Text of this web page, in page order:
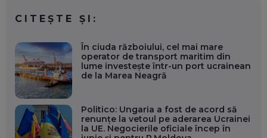
CITEȘTE ȘI:
În ciuda războiului, cel mai mare
operator de transport maritim din
lume investește într-un port ucrainean
de la Marea Neagră
Politico: Ungaria a fost de acord să
renunțe la vetoul pe aderarea Ucrainei
la UE. Negocierile oficiale încep în